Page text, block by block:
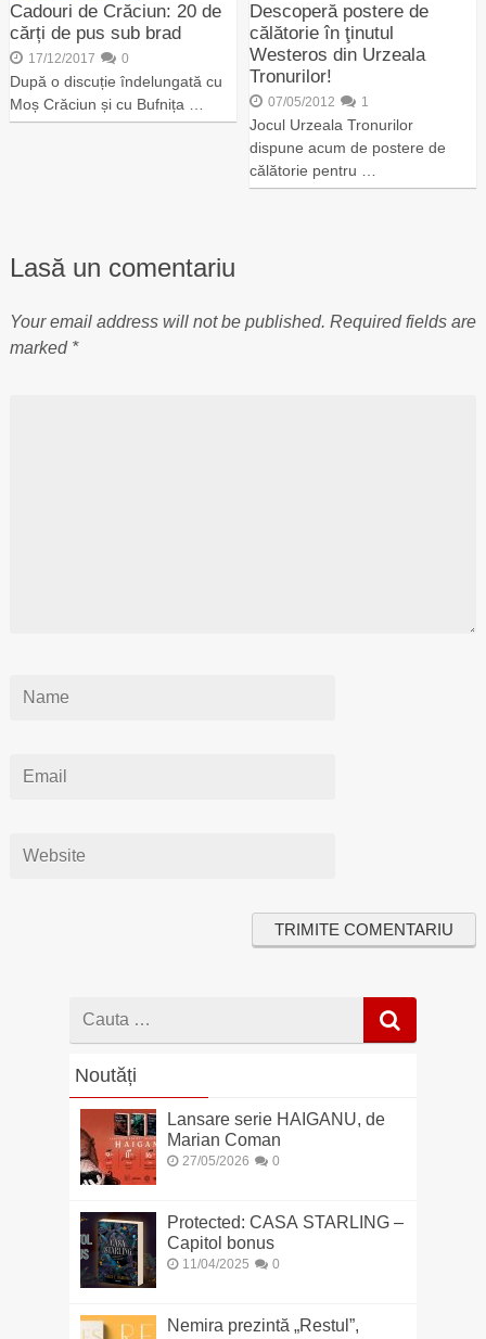
Cadouri de Crăciun: 20 de
cărți de pus sub brad
17/12/2017 0
După o discuție îndelungată cu
Moș Crăciun și cu Bufnița …
Descoperă postere de
călătorie în ţinutul
Westeros din Urzeala
Tronurilor!
07/05/2012 1
Jocul Urzeala Tronurilor
dispune acum de postere de
călătorie pentru …
Lasă un comentariu
Your email address will not be published. Required fields are
marked *
Cauta
Noutăți
Lansare serie HAIGANU, de
Marian Coman
27/05/2026 0
Protected: CASA STARLING –
Capitol bonus
11/04/2025 0
Nemira prezintă „Restul”,